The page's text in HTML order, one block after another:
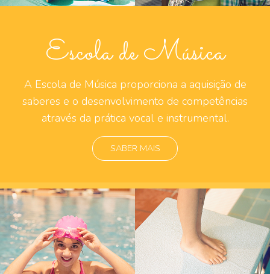
Escola de Música
A Escola de Música proporciona a aquisição de
saberes e o desenvolvimento de competências
através da prática vocal e instrumental.
SABER MAIS